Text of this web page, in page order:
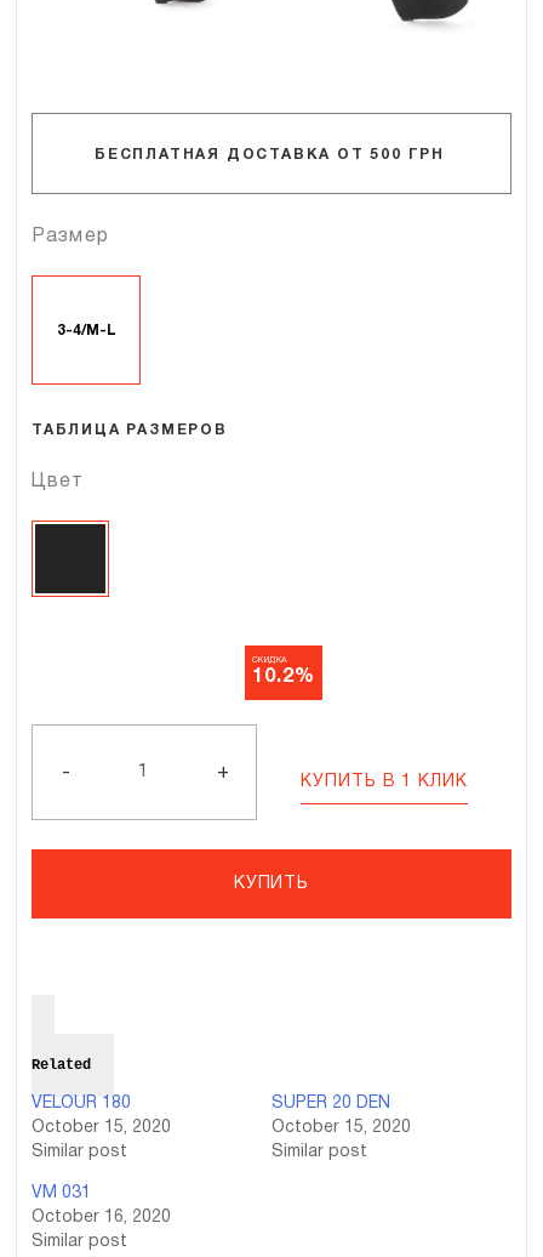
БЕСПЛАТНАЯ ДОСТАВКА ОТ 500 ГРН
Размер
3-4/M-L
ТАБЛИЦА РАЗМЕРОВ
Цвет
СКИДКА
10.2%
- +
КУПИТЬ В 1 КЛИК
КУПИТЬ
Related
VELOUR 180
October 15, 2020
Similar post
SUPER 20 DEN
October 15, 2020
Similar post
VM 031
October 16, 2020
Similar post